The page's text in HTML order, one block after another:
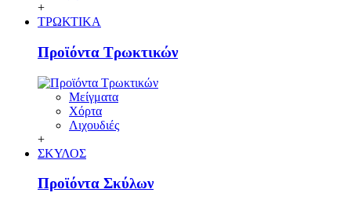
+
ΤΡΩΚΤΙΚΑ
Προϊόντα Τρωκτικών
Μείγματα
Χόρτα
Λιχουδιές
+
ΣΚΥΛΟΣ
Προϊόντα Σκύλων